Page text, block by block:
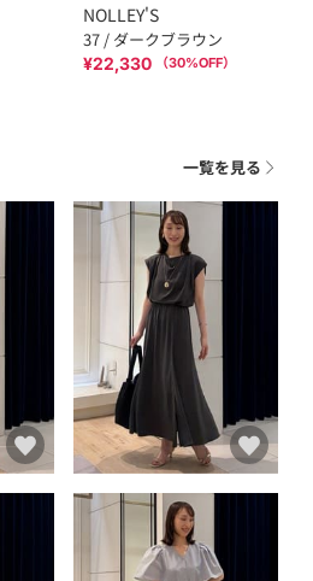
NOLLEY'S
37 / ダークブラウン
¥22,330 （30%OFF）
一覧を見る